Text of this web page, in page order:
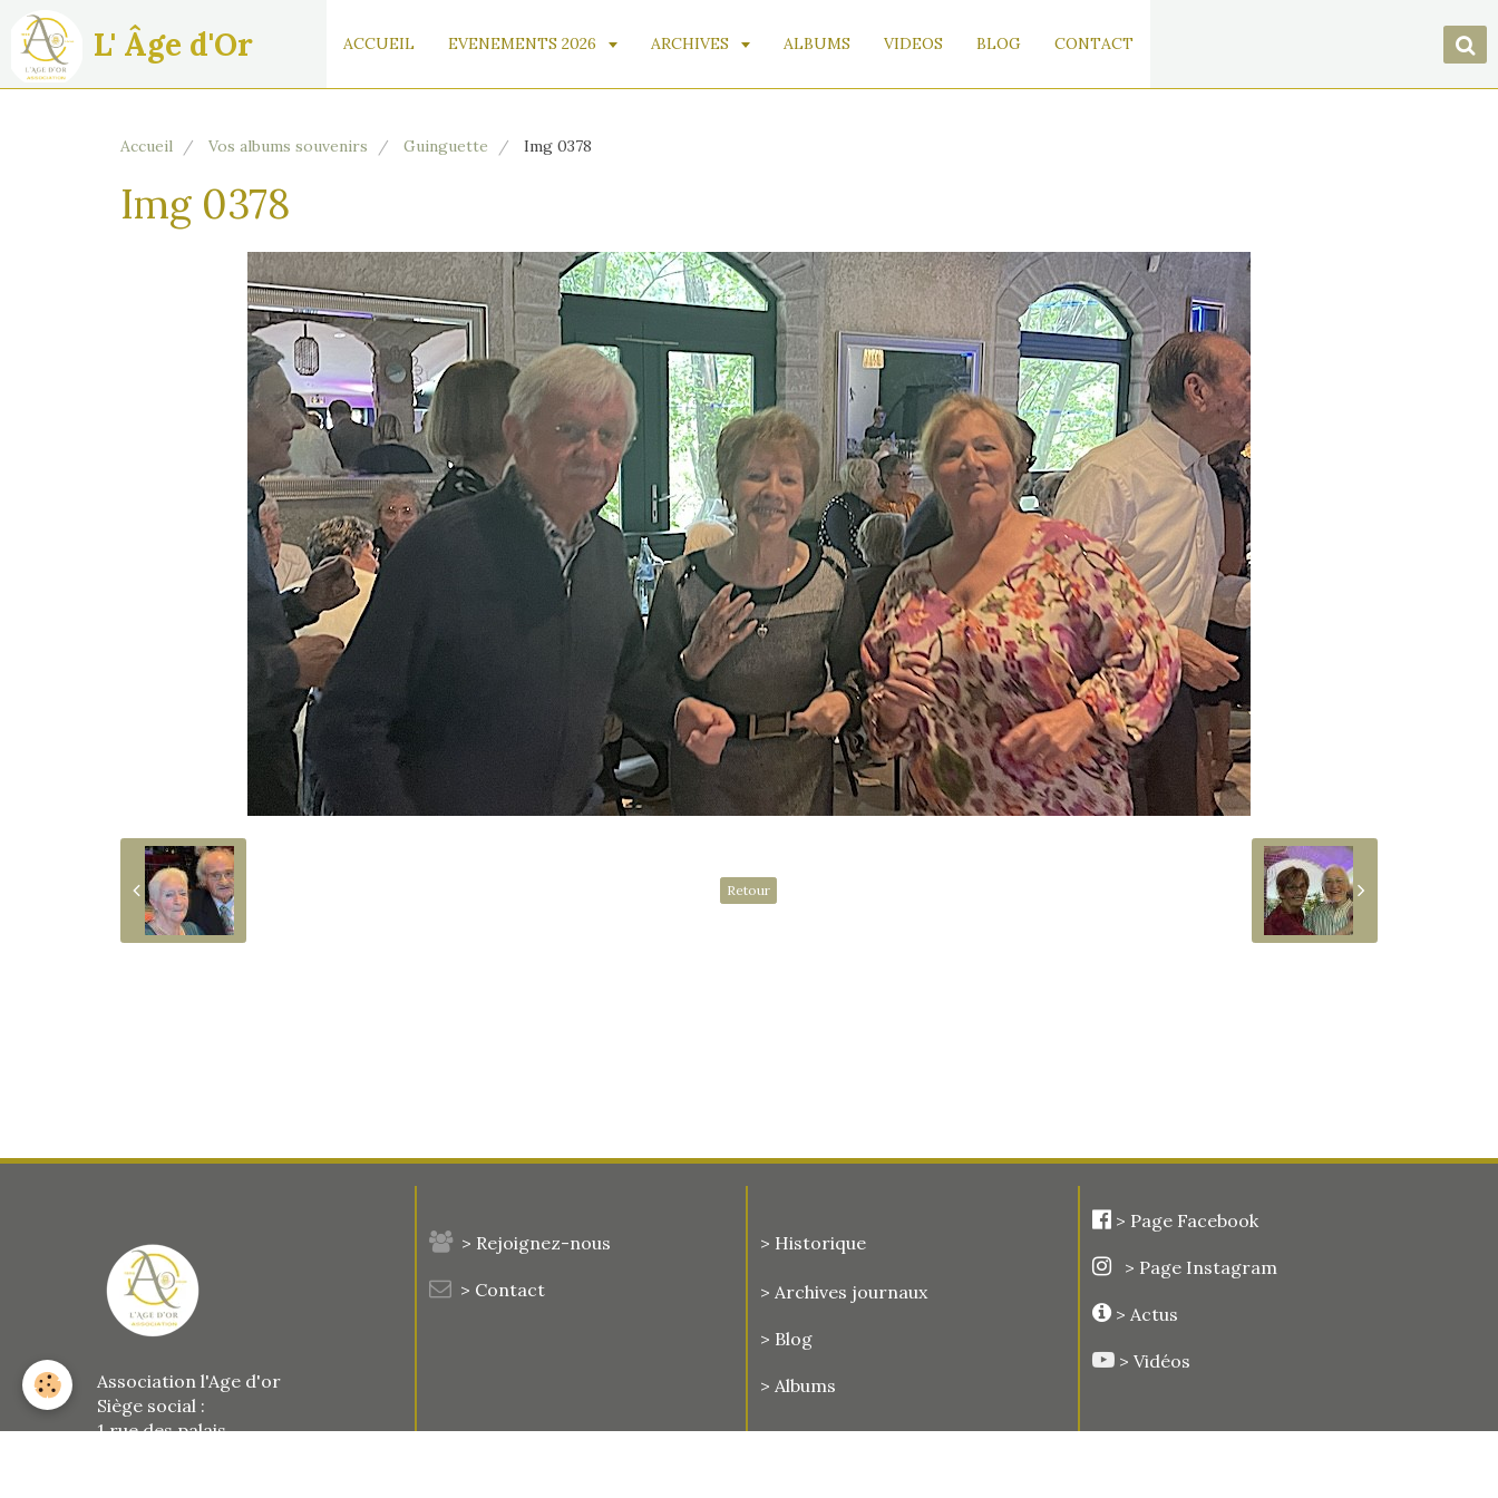
L' Âge d'Or ACCUEIL EVENEMENTS 2026 ARCHIVES ALBUMS VIDEOS BLOG CONTACT
Accueil Vos albums souvenirs Guinguette Img 0378
Img 0378
Retour
Association l'Age d'or
Siège social :
1 rue des palais
> Rejoignez-nous
> Contact
> Historique
> Archives journaux
> Blog
> Albums
> Page Facebook
> Page Instagram
> Actus
> Vidéos